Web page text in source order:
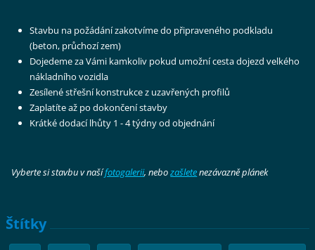
Stavbu na požádání zakotvíme do připraveného podkladu
(beton, průchozí zem)
Dojedeme za Vámi kamkoliv pokud umožní cesta dojezd velkého
nákladního vozidla
Zesílené střešní konstrukce z uzavřených profilů
Zaplatíte až po dokončení stavby
Krátké dodací lhůty 1 - 4 týdny od objednání
Vyberte si stavbu v našífotogalerii, nebozašletenezávazně plánek
Štítky